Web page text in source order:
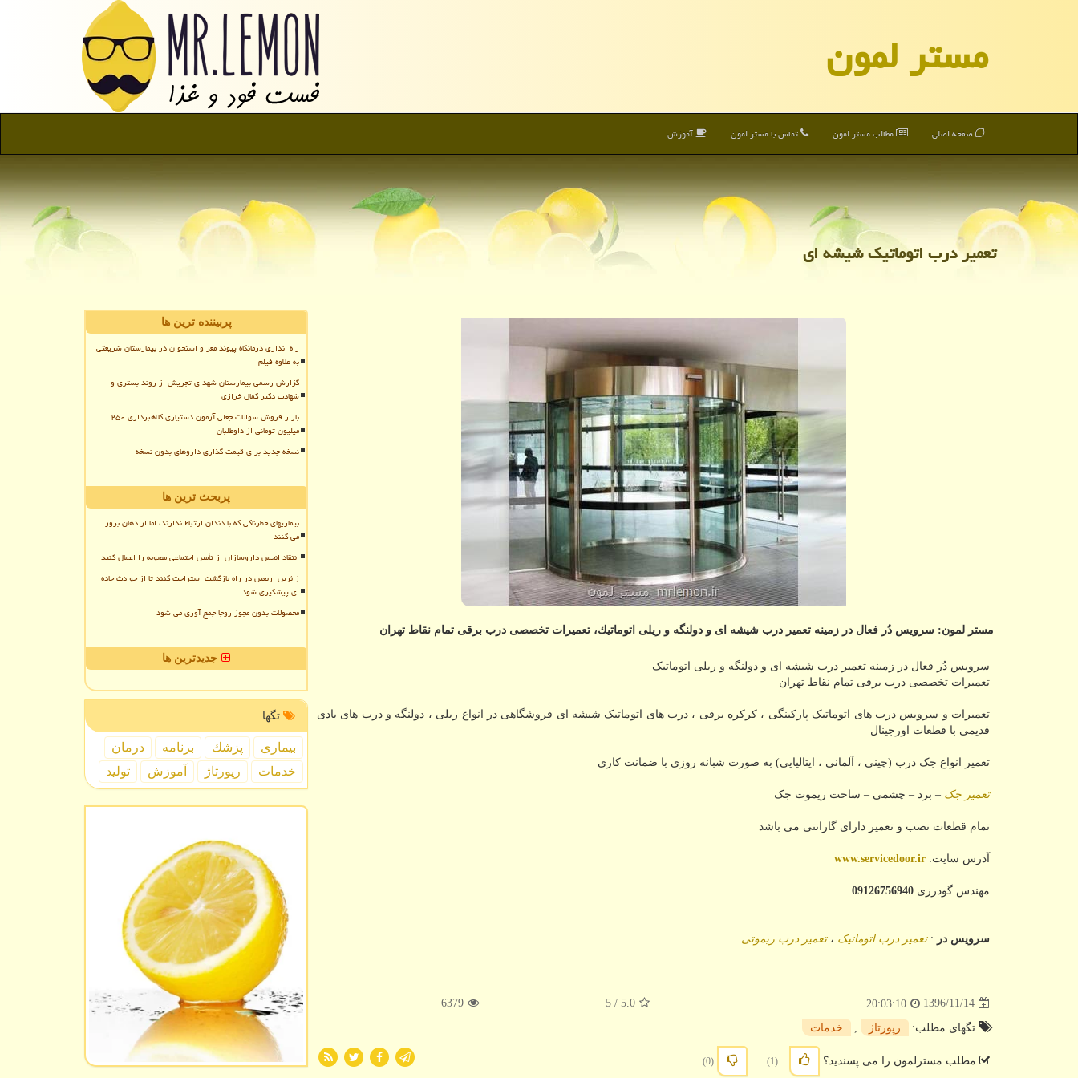
مستر لمون
صفحه اصلی مطالب مستر لمون تماس با مستر لمون آموزش
تعمیر درب اتوماتیك شیشه ای
مستر لمون: سرویس دُر فعال در زمینه تعمیر درب شیشه ای و دولنگه و ریلی اتوماتیك، تعمیرات تخصصی درب برقی تمام نقاط تهران
سرویس دُر فعال در زمینه تعمیر درب شیشه ای و دولنگه و ریلی اتوماتیک
تعمیرات تخصصی درب برقی تمام نقاط تهران
تعمیرات و سرویس درب های اتوماتیک پارکینگی ، کرکره برقی ، درب های اتوماتیک شیشه ای فروشگاهی در انواع ریلی ، دولنگه و درب های بادی
قدیمی با قطعات اورجینال
تعمیر انواع جک درب (چینی ، آلمانی ، ایتالیایی) به صورت شبانه روزی با ضمانت کاری
تعمیر جک – برد – چشمی – ساخت ریموت جک
تمام قطعات نصب و تعمیر دارای گارانتی می باشد
آدرس سایت: www.servicedoor.ir
مهندس گودرزی 09126756940
سرویس در : تعمیر درب اتوماتیک ،تعمیر درب ریموتی
1396/11/14
20:03:10
5.0
/ 5
6379
تگهای مطلب: رپورتاژ خدمات
مطلب مسترلمون را می پسندید؟ (1)
(0)
پربیننده ترین ها
راه اندازی درمانگاه پیوند مغز و استخوان در بیمارستان شریعتی
به علاوه فیلم
گزارش رسمی بیمارستان شهدای تجریش از روند بستری و
شهادت دکتر کمال خرازی
بازار فروش سوالات جعلی آزمون دستیاری کلاهبرداری ۲۵۰
میلیون تومانی از داوطلبان
نسخه جدید برای قیمت گذاری داروهای بدون نسخه
پربحث ترین ها
بیماریهای خطرناکی که با دندان ارتباط ندارند، اما از دهان بروز
می کنند
انتقاد انجمن داروسازان از تأمین اجتماعی مصوبه را اعمال کنید
زائرین اربعین در راه بازگشت استراحت کنند تا از حوادث جاده
ای پیشگیری شود
محصولات بدون مجوز روجا جمع آوری می شود
جدیدترین ها
تگها
بیماری پزشك برنامه
درمان
خدمات
رپورتاژ آموزش تولید